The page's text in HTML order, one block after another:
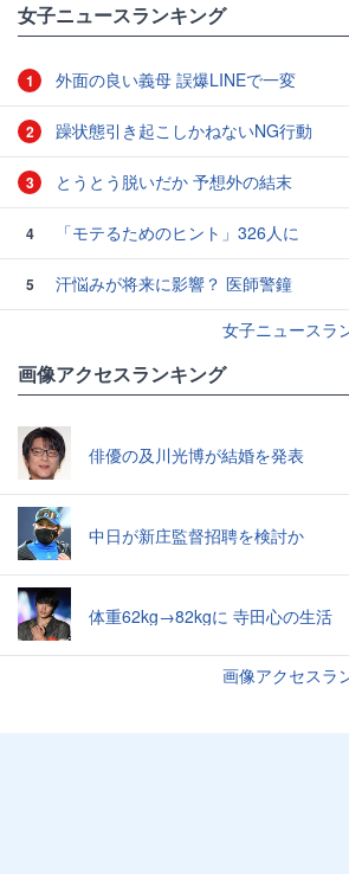
女子ニュースランキング
1 外面の良い義母 誤爆LINEで一変
2 躁状態引き起こしかねないNG行動
3 とうとう脱いだか 予想外の結末
4 「モテるためのヒント」326人に
5
汗悩みが将来に影響？ 医師警鐘
女子ニュースラ
画像アクセスランキング
俳優の及川光博が結婚を発表
中日が新庄監督招聘を検討か
体重62kg→82kgに 寺田心の生活
画像アクセスラ